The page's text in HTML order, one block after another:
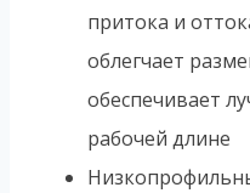
притока и
облегчает
обеспечивает
рабочей длине